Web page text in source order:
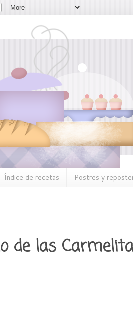
Índice de recetas Postres y
de las